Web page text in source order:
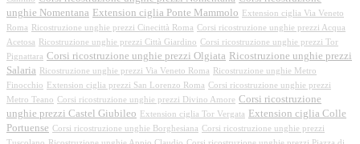
unghie Nomentana Extension ciglia Ponte Mammolo
Extension ciglia Via Veneto
Roma
Ricostruzione unghie prezzi Cinecittà Roma Corsi ricostruzione unghie prezzi Acqua
Acetosa
Ricostruzione unghie prezzi Città Giardino Corsi ricostruzione unghie prezzi Tor
Pignattara Corsi ricostruzione unghie prezzi Olgiata Ricostruzione unghie prezzi
Salaria
Ricostruzione unghie prezzi Via Veneto Roma
Ricostruzione unghie Metro
Finocchio
Extension ciglia prezzi San Lorenzo Roma Corsi ricostruzione unghie prezzi
Metro Teano Corsi ricostruzione unghie prezzi Divino Amore Corsi ricostruzione
unghie prezzi Castel Giubileo
Extension ciglia Tor Vergata
Extension ciglia Colle
Portuense Corsi ricostruzione unghie Borghesiana Corsi ricostruzione unghie prezzi